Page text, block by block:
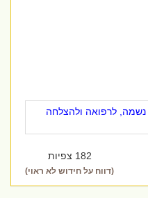
לרפואה ולהצלחה
182 צפיות
(דווח על חידוש לא ראוי)